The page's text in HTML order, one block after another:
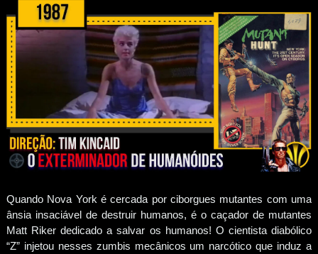
Quando Nova York é cercada por ciborgues mutantes com uma
ânsia insaciável de destruir humanos, é o caçador de mutantes
Matt Riker dedicado a salvar os humanos! O cientista diabólico
“Z” injetou nesses zumbis mecânicos um narcótico que induz a